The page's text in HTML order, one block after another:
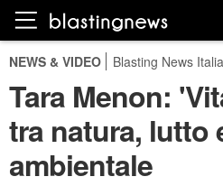
NEWS & VIDEO Blasting News Italia
Tara Menon:
tra natura, lutto
ambientale